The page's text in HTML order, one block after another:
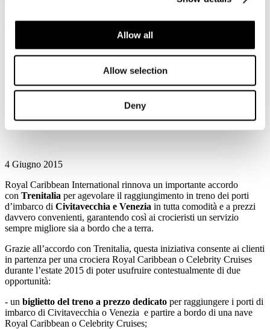
Allow all
Allow selection
Deny
FS Italiane
ROYAL CARIBBEAN & TRENITALIA: AGEVOLAZIONI
vantaggi esclusivi per i crocieristi che acquistano una
crociera Royal Caribbean International e raggiungono in
treno gli home-port di Civitavecchia e Venezia
4 Giugno 2015
Royal Caribbean International rinnova un importante accordo
con Trenitalia per agevolare il raggiungimento in treno dei porti
d’imbarco di Civitavecchia e Venezia in tutta comodità e a prezzi
davvero convenienti, garantendo così ai crocieristi un servizio
sempre migliore sia a bordo che a terra.
Grazie all’accordo con Trenitalia, questa iniziativa consente ai clienti
in partenza per una crociera Royal Caribbean o Celebrity Cruises
durante l’estate 2015 di poter usufruire contestualmente di due
opportunità:
- un biglietto del treno a prezzo dedicato per raggiungere i porti di
imbarco di Civitavecchia o Venezia e partire a bordo di una nave
Royal Caribbean o Celebrity Cruises;